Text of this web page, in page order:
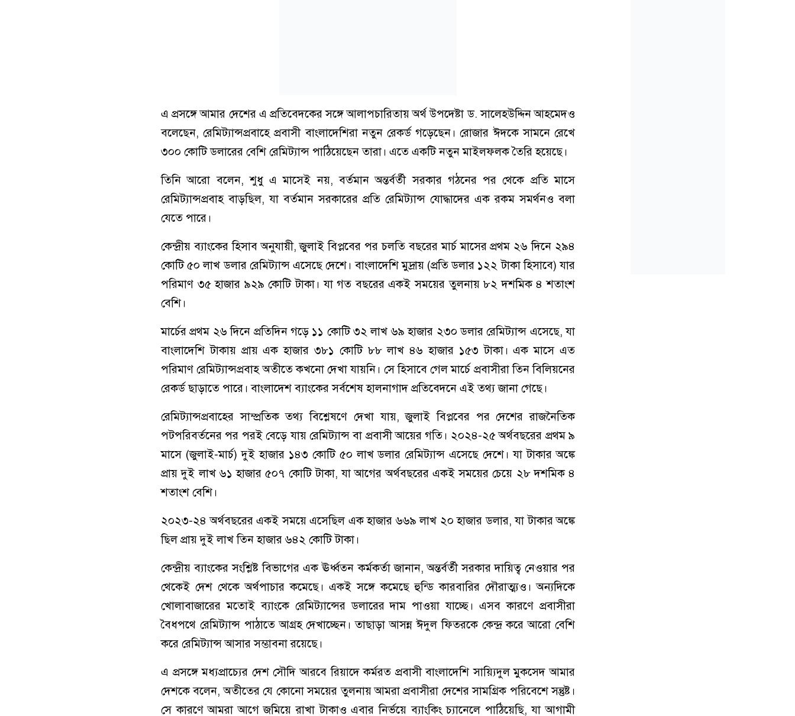
এ প্রসঙ্গে আমার দেশের এ প্রতিবেদকের সঙ্গে আলাপচারিতায় অর্থ উপদেষ্টা ড. সালেহউদ্দিন আহমেদও
বলেছেন, রেমিট্যান্সপ্রবাহে প্রবাসী বাংলাদেশিরা নতুন রেকর্ড গড়েছেন। রোজার ঈদকে সামনে রেখে
৩০০ কোটি ডলারের বেশি রেমিট্যান্স পাঠিয়েছেন তারা। এতে একটি নতুন মাইলফলক তৈরি হয়েছে।
তিনি আরো বলেন, শুধু এ মাসেই নয়, বর্তমান অন্তর্বর্তী সরকার গঠনের পর থেকে প্রতি মাসে
রেমিট্যান্সপ্রবাহ বাড়ছিল, যা বর্তমান সরকারের প্রতি রেমিট্যান্স যোদ্ধাদের এক রকম সমর্থনও বলা
যেতে পারে।
কেন্দ্রীয় ব্যাংকের হিসাব অনুযায়ী, জুলাই বিপ্লবের পর চলতি বছরের মার্চ মাসের প্রথম ২৬ দিনে ২৯৪
কোটি ৫০ লাখ ডলার রেমিট্যান্স এসেছে দেশে। বাংলাদেশি মুদ্রায় (প্রতি ডলার ১২২ টাকা হিসাবে) যার
পরিমাণ ৩৫ হাজার ৯২৯ কোটি টাকা। যা গত বছরের একই সময়ের তুলনায় ৮২ দশমিক ৪ শতাংশ
বেশি।
মার্চের প্রথম ২৬ দিনে প্রতিদিন গড়ে ১১ কোটি ৩২ লাখ ৬৯ হাজার ২৩০ ডলার রেমিট্যান্স এসেছে, যা
বাংলাদেশি টাকায় প্রায় এক হাজার ৩৮১ কোটি ৮৮ লাখ ৪৬ হাজার ১৫৩ টাকা। এক মাসে এত
পরিমাণ রেমিট্যান্সপ্রবাহ অতীতে কখনো দেখা যায়নি। সে হিসাবে গেল মার্চে প্রবাসীরা তিন বিলিয়নের
রেকর্ড ছাড়াতে পারে। বাংলাদেশ ব্যাংকের সর্বশেষ হালনাগাদ প্রতিবেদনে এই তথ্য জানা গেছে।
রেমিট্যান্সপ্রবাহের সাম্প্রতিক তথ্য বিশ্লেষণে দেখা যায়, জুলাই বিপ্লবের পর দেশের রাজনৈতিক
পটপরিবর্তনের পর পরই বেড়ে যায় রেমিট্যান্স বা প্রবাসী আয়ের গতি। ২০২৪-২৫ অর্থবছরের প্রথম ৯
মাসে (জুলাই-মার্চ) দুই হাজার ১৪৩ কোটি ৫০ লাখ ডলার রেমিট্যান্স এসেছে দেশে। যা টাকার অঙ্কে
প্রায় দুই লাখ ৬১ হাজার ৫০৭ কোটি টাকা, যা আগের অর্থবছরের একই সময়ের চেয়ে ২৮ দশমিক ৪
শতাংশ বেশি।
২০২৩-২৪ অর্থবছরের একই সময়ে এসেছিল এক হাজার ৬৬৯ লাখ ২০ হাজার ডলার, যা টাকার অঙ্কে
ছিল প্রায় দুই লাখ তিন হাজার ৬৪২ কোটি টাকা।
কেন্দ্রীয় ব্যাংকের সংশ্লিষ্ট বিভাগের এক ঊর্ধ্বতন কর্মকর্তা জানান, অন্তর্বর্তী সরকার দায়িত্ব নেওয়ার পর
থেকেই দেশ থেকে অর্থপাচার কমেছে। একই সঙ্গে কমেছে হুন্ডি কারবারির দৌরাত্ম্যও। অন্যদিকে
খোলাবাজারের মতোই ব্যাংকে রেমিট্যান্সের ডলারের দাম পাওয়া যাচ্ছে। এসব কারণে প্রবাসীরা
বৈধপথে রেমিট্যান্স পাঠাতে আগ্রহ দেখাচ্ছেন। তাছাড়া আসন্ন ঈদুল ফিতরকে কেন্দ্র করে আরো বেশি
করে রেমিট্যান্স আসার সম্ভাবনা রয়েছে।
এ প্রসঙ্গে মধ্যপ্রাচ্যের দেশ সৌদি আরবে রিয়াদে কর্মরত প্রবাসী বাংলাদেশি সায়্যিদুল মুকসেদ আমার
দেশকে বলেন, অতীতের যে কোনো সময়ের তুলনায় আমরা প্রবাসীরা দেশের সামগ্রিক পরিবেশে সন্তুষ্ট।
সে কারণে আমরা আগে জমিয়ে রাখা টাকাও এবার নির্ভয়ে ব্যাংকিং চ্যানেলে পাঠিয়েছি, যা আগামী